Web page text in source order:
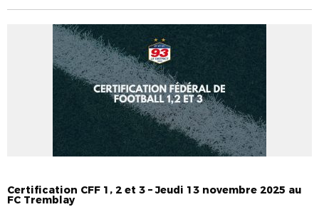
Certification CFF 1, 2 et 3 – Jeudi 13 novembre 2025 au
FC Tremblay